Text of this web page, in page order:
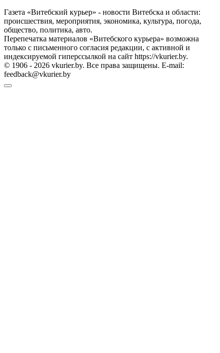
Газета «Витебский курьер» - новости Витебска и области:
происшествия, мероприятия, экономика, культура, погода,
общество, политика, авто.
Перепечатка материалов «Витебского курьера» возможна
только с письменного согласия редакции, с активной и
индексируемой гиперссылкой на сайт https://vkurier.by.
© 1906 - 2026 vkurier.by. Все права защищены. E-mail:
feedback@vkurier.by